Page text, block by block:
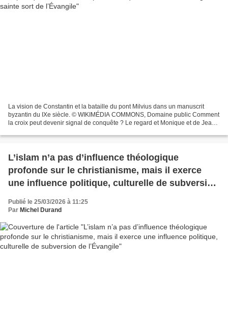
La vision de Constantin et la bataille du pont Milvius dans un manuscrit
byzantin du IXe siècle. © WIKIMÉDIA COMMONS, Domaine public Comment
la croix peut devenir signal de conquête ? Le regard et Monique et de Jean
L’islam n’a pas d’influence théologique
profonde sur le christianisme, mais il exerce
une influence politique, culturelle de subversion
Publié le 25/03/2026 à 11:25
Par Michel Durand